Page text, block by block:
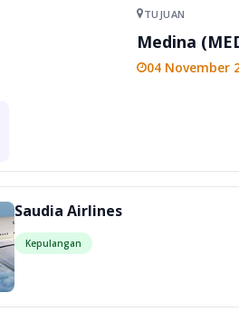
TUJUAN
Medina
04 November
Saudia Airlines
Kepulangan